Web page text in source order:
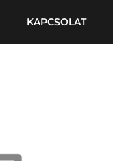
KAPCSOLAT